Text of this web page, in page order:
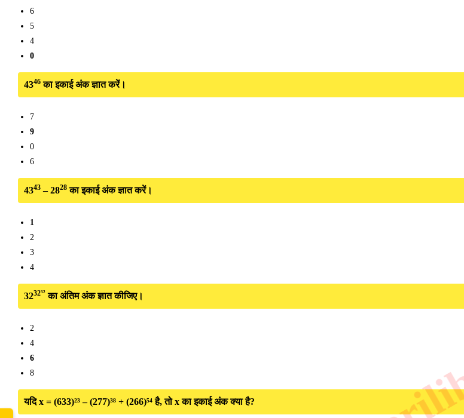
6
5
4
0
4346 का इकाई अंक ज्ञात करें।
7
9
0
6
4343 – 2828 का इकाई अंक ज्ञात करें।
1
2
3
4
3232³² का अंतिम अंक ज्ञात कीजिए।
2
4
6
8
यदि x = (633)²³ – (277)³⁸ + (266)⁵⁴ है, तो x का इकाई अंक क्या है?